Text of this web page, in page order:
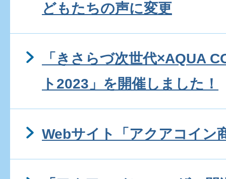
どもたちの声に変更
「きさらづ次世代×AQUA
ト2023」を開催しました！
Webサイト「アクアコイン